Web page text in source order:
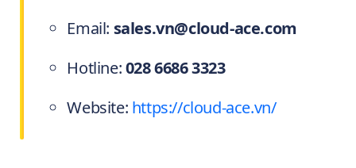
Email: sales.vn@cloud-ace.com
Hotline:028 6686 3323
Website: https://cloud-ace.vn/